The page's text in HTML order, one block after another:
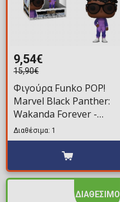
9,54€
15,90€
Φιγούρα Funko POP!
Marvel Black Panther:
Wakanda Forever -
Shuri #1173
Διαθέσιμα: 1
ΔΙΑΘΕΣΙΜΟ